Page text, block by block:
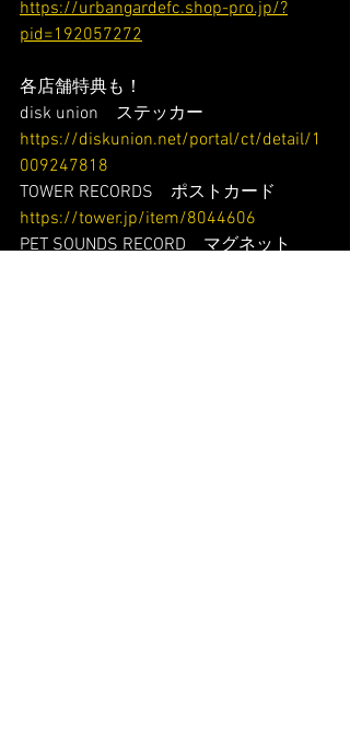
https://urbangardefc.shop-pro.jp/?
pid=192057272
各店舗特典も！
disk union　ステッカー
https://diskunion.net/portal/ct/detail/1
009247818
TOWER RECORDS　ポストカード
https://tower.jp/item/8044606
PET SOUNDS RECORD　マグネット